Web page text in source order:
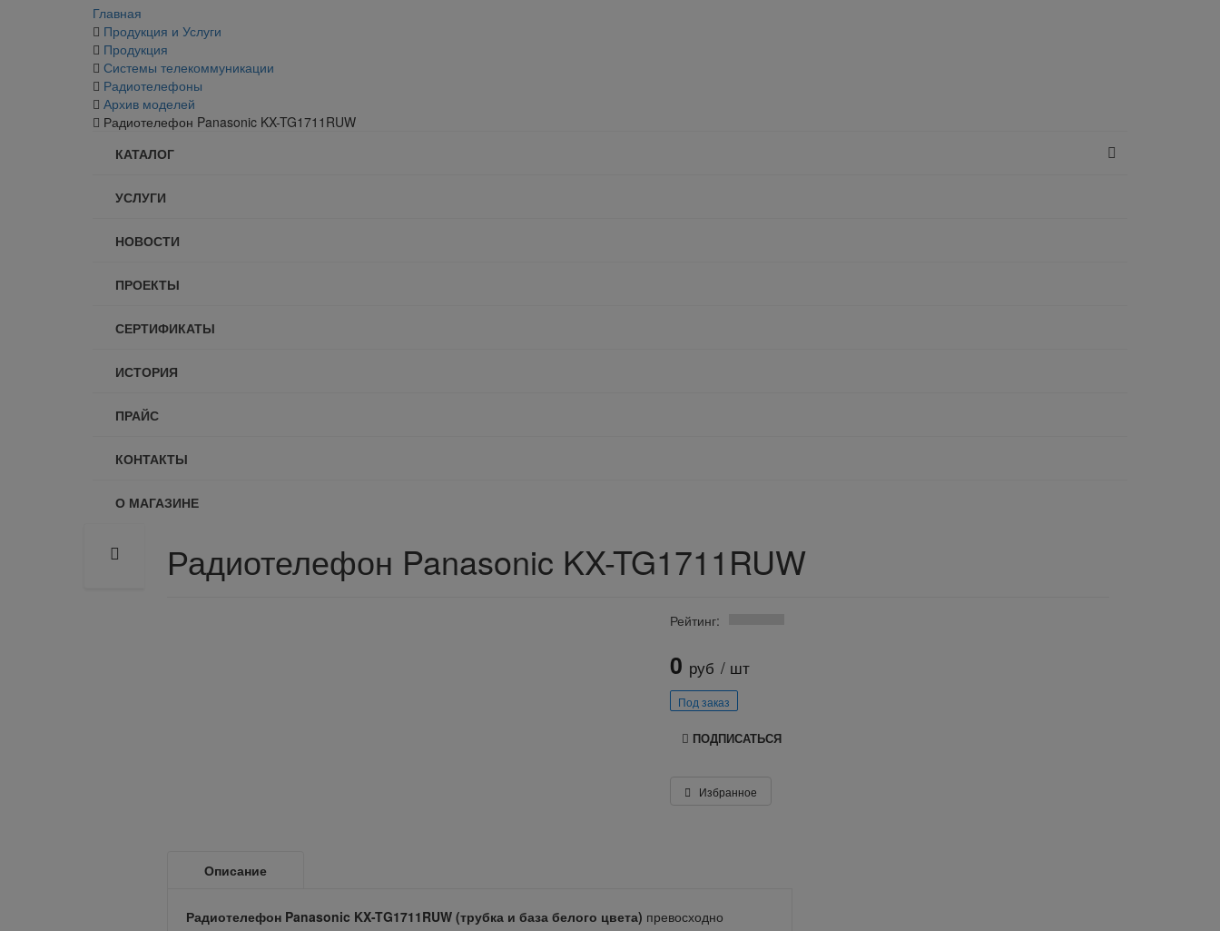
Главная
Продукция и Услуги
Продукция
Системы телекоммуникации
Радиотелефоны
Архив моделей
Радиотелефон Panasonic KX-TG1711RUW
КАТАЛОГ
УСЛУГИ
НОВОСТИ
ПРОЕКТЫ
СЕРТИФИКАТЫ
ИСТОРИЯ
ПРАЙС
КОНТАКТЫ
О МАГАЗИНЕ
Радиотелефон Panasonic KX-TG1711RUW
Рейтинг:
0 руб / шт
Под заказ
ПОДПИСАТЬСЯ
Избранное
Описание
Радиотелефон Panasonic KX-TG1711RUW (трубка и база белого цвета) превосходно